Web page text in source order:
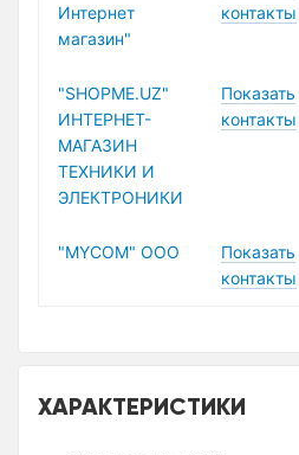
Интернет
магазин"
контакты
"SHOPME.UZ"
ИНТЕРНЕТ-
МАГАЗИН
ТЕХНИКИ И
ЭЛЕКТРОНИКИ
Показать
контакты
"MYCOM" ООО
Показать
контакты
ХАРАКТЕРИСТИКИ